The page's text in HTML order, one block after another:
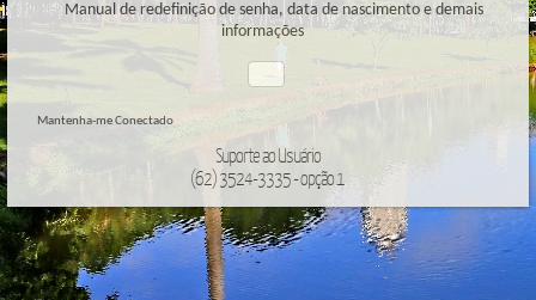
Manual de redefinição de senha, data de nascimento e demais
informações
Mantenha-me Conectado
Suporte ao Usuário
(62) 3524-3335 - opção 1